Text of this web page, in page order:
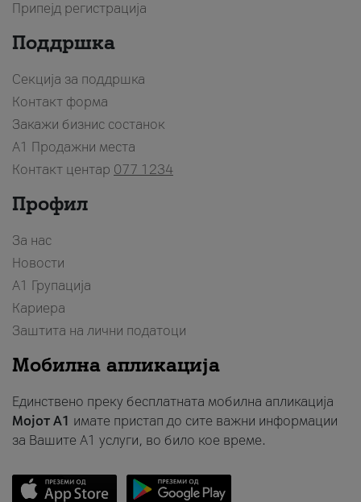
Припејд регистрација
Поддршка
Секција за поддршка
Контакт форма
Закажи бизнис состанок
A1 Продажни места
Контакт центар 077 1234
Профил
За нас
Новости
А1 Групација
Кариера
Заштита на лични податоци
Мобилна апликација
Единствено преку бесплатната мобилна апликација
Мојот A1 имате пристап до сите важни информации
за Вашите A1 услуги, во било кое време.